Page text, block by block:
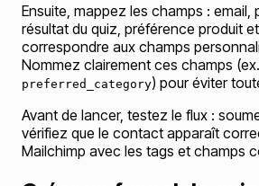
Ensuite, mappez les champs : email,
résultat du quiz, préférence produit
correspondre aux champs
Nommez clairement ces champs (ex.
preferred_category) pour éviter
Avant de lancer, testez le flux :
vérifiez que le contact apparaît
Mailchimp avec les tags et champs